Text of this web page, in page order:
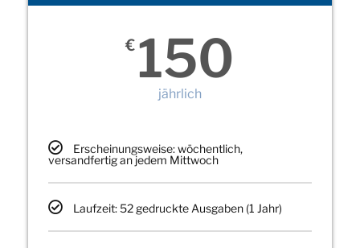
€ 150
jährlich
Erscheinungsweise: wöchentlich,
versandfertig an jedem Mittwoch
Laufzeit: 52 gedruckte Ausgaben (1 Jahr)